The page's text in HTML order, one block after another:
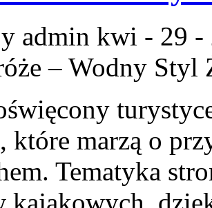
admin kwi - 29 -
– Wodny Styl
które marzą o
Tematyka
kajakowych,